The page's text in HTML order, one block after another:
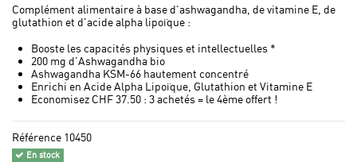
Complément alimentaire à base d'ashwagandha, de vitamine E, de
glutathion et d'acide alpha lipoïque :
Booste les capacités physiques et intellectuelles *
200 mg d'Ashwagandha bio
Ashwagandha KSM-66 hautement concentré
Enrichi en Acide Alpha Lipoïque, Glutathion et Vitamine E
Economisez CHF 37.50 : 3 achetés = le 4ème offert !
Référence 10450
En stock